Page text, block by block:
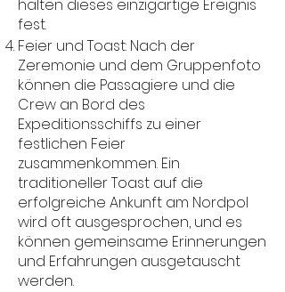
halten dieses einzigartige Ereignis
fest.
Feier und Toast: Nach der
Zeremonie und dem Gruppenfoto
können die Passagiere und die
Crew an Bord des
Expeditionsschiffs zu einer
festlichen Feier
zusammenkommen. Ein
traditioneller Toast auf die
erfolgreiche Ankunft am Nordpol
wird oft ausgesprochen, und es
können gemeinsame Erinnerungen
und Erfahrungen ausgetauscht
werden.